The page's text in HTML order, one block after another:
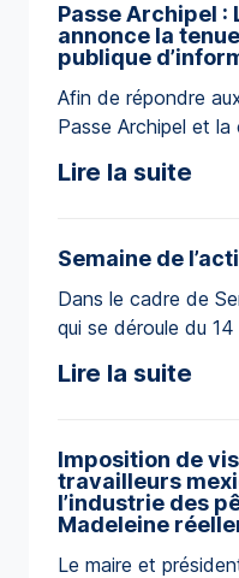
Passe Archipel :
annonce la
publique
Afin de répondre
Passe Archipel et la
élus de la
de procéder à une
démarche entrant
Lire la suite
Semaine de
Dans le cadre de
qui se déroule du
reconnaître et de
Municipalité des
vous exprimer
Lire la suite
Imposition de
travailleurs
l’industrie des
Madeleine
Le maire et